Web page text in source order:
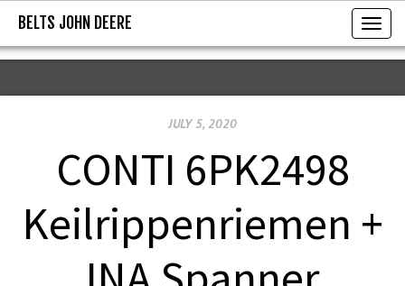
BELTS JOHN DEERE
T
o
g
v
BELTS JOHN DEERE
JULY 5, 2020
CONTI 6PK2498
Keilrippenriemen +